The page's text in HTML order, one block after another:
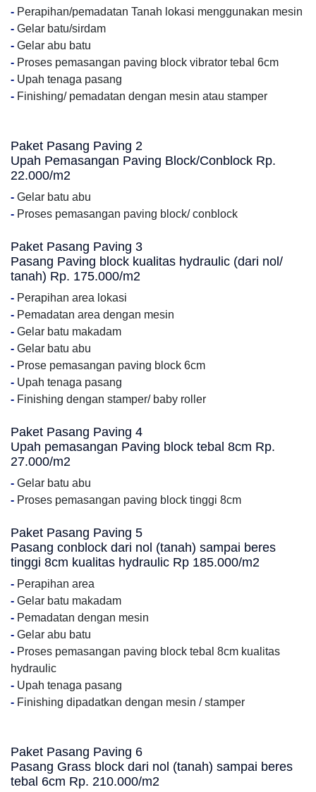
- Perapihan/pemadatan Tanah lokasi menggunakan mesin
- Gelar batu/sirdam
- Gelar abu batu
- Proses pemasangan paving block vibrator tebal 6cm
- Upah tenaga pasang
- Finishing/ pemadatan dengan mesin atau stamper
Paket Pasang Paving 2
Upah Pemasangan Paving Block/Conblock Rp.
22.000/m2
- Gelar batu abu
- Proses pemasangan paving block/ conblock
Paket Pasang Paving 3
Pasang Paving block kualitas hydraulic (dari nol/
tanah) Rp. 175.000/m2
- Perapihan area lokasi
- Pemadatan area dengan mesin
- Gelar batu makadam
- Gelar batu abu
- Prose pemasangan paving block 6cm
- Upah tenaga pasang
- Finishing dengan stamper/ baby roller
Paket Pasang Paving 4
Upah pemasangan Paving block tebal 8cm Rp.
27.000/m2
- Gelar batu abu
- Proses pemasangan paving block tinggi 8cm
Paket Pasang Paving 5
Pasang conblock dari nol (tanah) sampai beres
tinggi 8cm kualitas hydraulic Rp 185.000/m2
- Perapihan area
- Gelar batu makadam
- Pemadatan dengan mesin
- Gelar abu batu
- Proses pemasangan paving block tebal 8cm kualitas
hydraulic
- Upah tenaga pasang
- Finishing dipadatkan dengan mesin / stamper
Paket Pasang Paving 6
Pasang Grass block dari nol (tanah) sampai beres
tebal 6cm Rp. 210.000/m2